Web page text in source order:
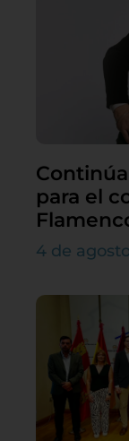
para el
4 de